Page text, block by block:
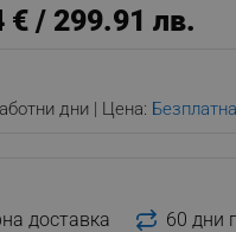
€ / 299.91 лв.
дни | Цена: Безплатна
доставка
60 дни